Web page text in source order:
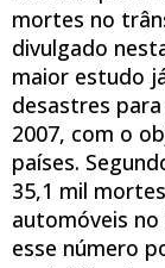
mortes no
divulgado
maior estudo
desastres
2007, com o
países.
35,1 mil
automóveis no
esse número